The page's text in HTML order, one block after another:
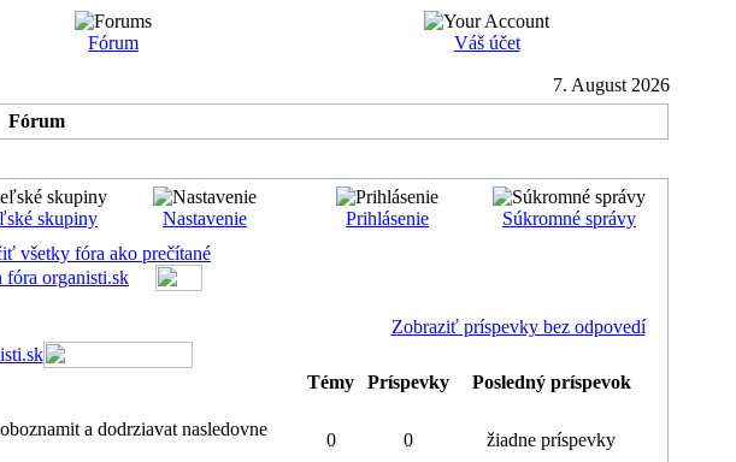
Fórum Váš účet
7. August 2026
Fórum
skupiny Nastavenie Prihlásenie
Súkromné správy
všetky fóra ako prečítané
fóra organisti.sk
Zobraziť príspevky bez odpovedí
Témy Príspevky
Posledný príspevok
a dodrziavat nasledovne
0 0 žiadne príspevky